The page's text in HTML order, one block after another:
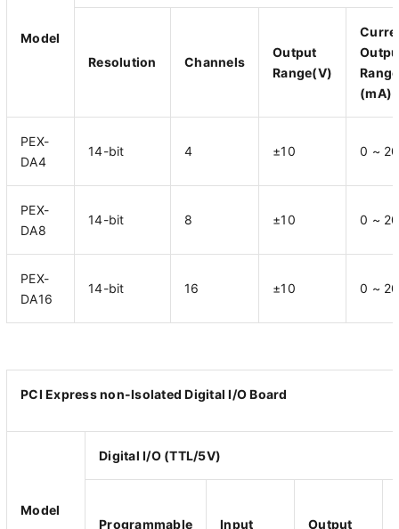
Model
Resolution
Channels
Output
Range(V)
Range
(mA)
PEX-
DA4
14-bit 4 ±10 0 ~ 20
PEX-
DA8
14-bit 8 ±10 0 ~ 20
PEX-
DA16
14-bit 16 ±10 0 ~ 20
PCI Express non-Isolated Digital I/O Board
Model
Digital I/O (TTL/5V)
Programmable
Input
Output